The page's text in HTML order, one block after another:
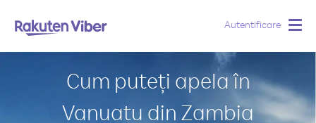
Autentificare
Cum puteți apela în
Vanuatu din Zambia